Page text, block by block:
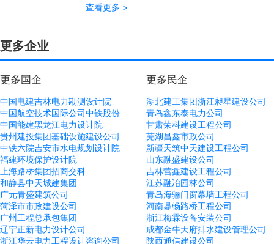
查看更多 >
更多企业
更多国企
中国电建吉林电力勘测设计院
中国航空技术国际公司中铁股份
中国能建黑龙江电力设计院
贵州建投集团基础设施建设公司
中铁六院吉安市水电规划设计院
福建环境保护设计院
上海路桥集团招商交科
和静县中天城建集团
广元青盛建筑公司
菏泽市市政建设公司
广州工程总承包集团
辽宁正新电力设计公司
浙江华云电力工程设计咨询公司
更多民企
湖北建工集团浙江昶星建设公司
青岛鑫东泰电力公司
甘肃荣科建设工程公司
芜湖昌鑫市政公司
新疆天筑中天建设工程公司
山东融盛建设公司
吉林营鑫建设工程公司
江苏融冶园林公司
青岛海骊门窗幕墙工程公司
河南鼎畅路桥工程公司
浙江梅霖设备安装公司
成都金牛天府排水建设管理公司
陕西通信建设公司